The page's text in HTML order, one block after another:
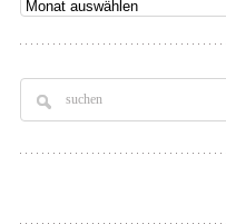
Archiv